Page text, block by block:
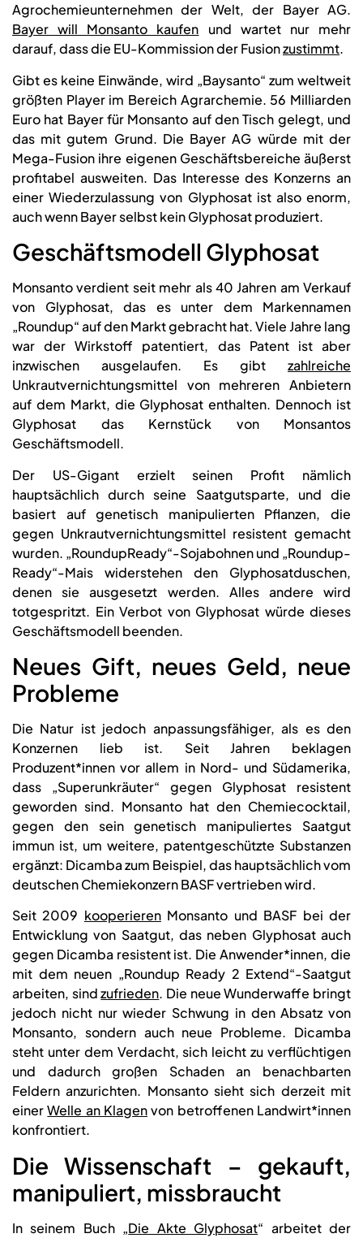
Agrochemieunternehmen der Welt, der Bayer AG.
Bayer will Monsanto kaufen und wartet nur mehr
darauf, dass die EU-Kommission der Fusionzustimmt.
Gibt es keine Einwände, wird „Baysanto“ zum weltweit
größten Player im Bereich Agrarchemie. 56 Milliarden
Euro hat Bayer für Monsanto auf den Tisch gelegt, und
das mit gutem Grund. Die Bayer AG würde mit der
Mega-Fusion ihre eigenen Geschäftsbereiche äußerst
profitabel ausweiten. Das Interesse des Konzerns an
einer Wiederzulassung von Glyphosat ist also enorm,
auch wenn Bayer selbst kein Glyphosat produziert.
Geschäftsmodell Glyphosat
Monsanto verdient seit mehr als 40 Jahren am Verkauf
von Glyphosat, das es unter dem Markennamen
„Roundup“ auf den Markt gebracht hat. Viele Jahre lang
war der Wirkstoff patentiert, das Patent ist aber
inzwischen ausgelaufen. Es gibt zahlreiche
Unkrautvernichtungsmittel von mehreren Anbietern
auf dem Markt, die Glyphosat enthalten. Dennoch ist
Glyphosat das Kernstück von Monsantos
Geschäftsmodell.
Der US-Gigant erzielt seinen Profit nämlich
hauptsächlich durch seine Saatgutsparte, und die
basiert auf genetisch manipulierten Pflanzen, die
gegen Unkrautvernichtungsmittel resistent gemacht
wurden. „RoundupReady“-Sojabohnen und „Roundup-
Ready“-Mais widerstehen den Glyphosatduschen,
denen sie ausgesetzt werden. Alles andere wird
totgespritzt. Ein Verbot von Glyphosat würde dieses
Geschäftsmodell beenden.
Neues Gift, neues Geld, neue
Probleme
Die Natur ist jedoch anpassungsfähiger, als es den
Konzernen lieb ist. Seit Jahren beklagen
Produzent*innen vor allem in Nord- und Südamerika,
dass „Superunkräuter“ gegen Glyphosat resistent
geworden sind. Monsanto hat den Chemiecocktail,
gegen den sein genetisch manipuliertes Saatgut
immun ist, um weitere, patentgeschützte Substanzen
ergänzt: Dicamba zum Beispiel, das hauptsächlich vom
deutschen Chemiekonzern BASF vertrieben wird.
Seit 2009 kooperierenMonsanto und BASF bei der
Entwicklung von Saatgut, das neben Glyphosat auch
gegen Dicamba resistent ist. Die Anwender*innen, die
mit dem neuen „Roundup Ready 2 Extend“-Saatgut
arbeiten, sindzufrieden. Die neue Wunderwaffe bringt
jedoch nicht nur wieder Schwung in den Absatz von
Monsanto, sondern auch neue Probleme. Dicamba
steht unter dem Verdacht, sich leicht zu verflüchtigen
und dadurch großen Schaden an benachbarten
Feldern anzurichten. Monsanto sieht sich derzeit mit
einerWelle an Klagenvon betroffenen Landwirt*innen
konfrontiert.
Die Wissenschaft – gekauft,
manipuliert, missbraucht
In seinem Buch „Die Akte Glyphosat“ arbeitet der